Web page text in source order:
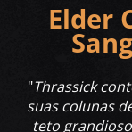
Elder
"Thrassick
suas colunas
teto